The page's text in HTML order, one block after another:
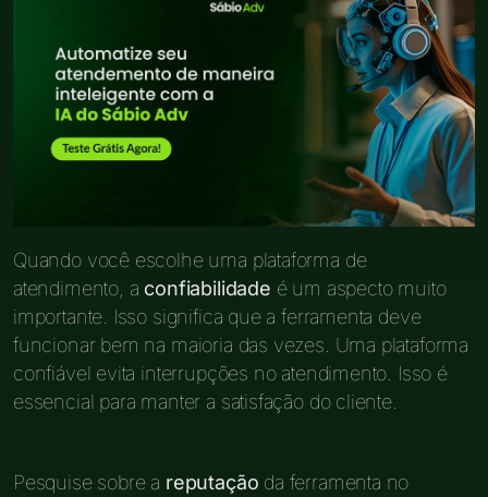
Quando você escolhe uma plataforma de
atendimento, a confiabilidade é um aspecto muito
importante. Isso significa que a ferramenta deve
funcionar bem na maioria das vezes. Uma plataforma
confiável evita interrupções no atendimento. Isso é
essencial para manter a satisfação do cliente.
Pesquise sobre a reputação da ferramenta no